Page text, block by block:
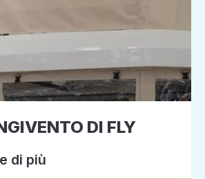
DI FLY
di più